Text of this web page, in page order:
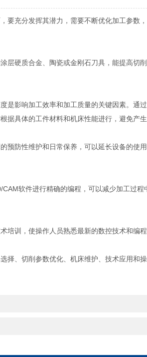
充分发挥其潜力，需要不断优化加工参数
硬质合金、陶瓷或金刚石刀具，能提高切
影响加工效率和加工质量的关键因素。通
具体的工件材料和机床性能进行，避免产生
防性维护和日常保养，可以延长设备的使
软件进行精确的编程，可以减少加工过程
，使操作人员熟悉最新的数控技术和编
、切削参数优化、机床维护、技术应用和